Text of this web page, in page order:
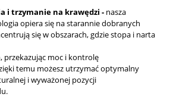
i trzymanie na krawędzi - nasza
opiera się na starannie dobranych
się w obszarach, gdzie stopa i narta
przekazując moc i kontrolę
temu możesz utrzymać optymalny
i wyważonej pozycji